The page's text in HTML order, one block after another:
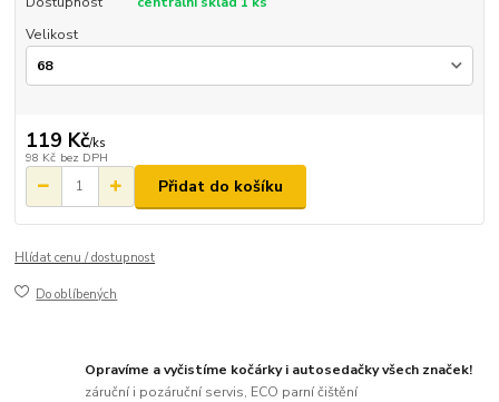
Velikost
119 Kč/ks
98 Kč bez DPH
Přidat do košíku
Hlídat cenu / dostupnost
Do oblíbených
Opravíme a vyčistíme kočárky i autosedačky všech značek!
záruční i pozáruční servis, ECO parní čištění